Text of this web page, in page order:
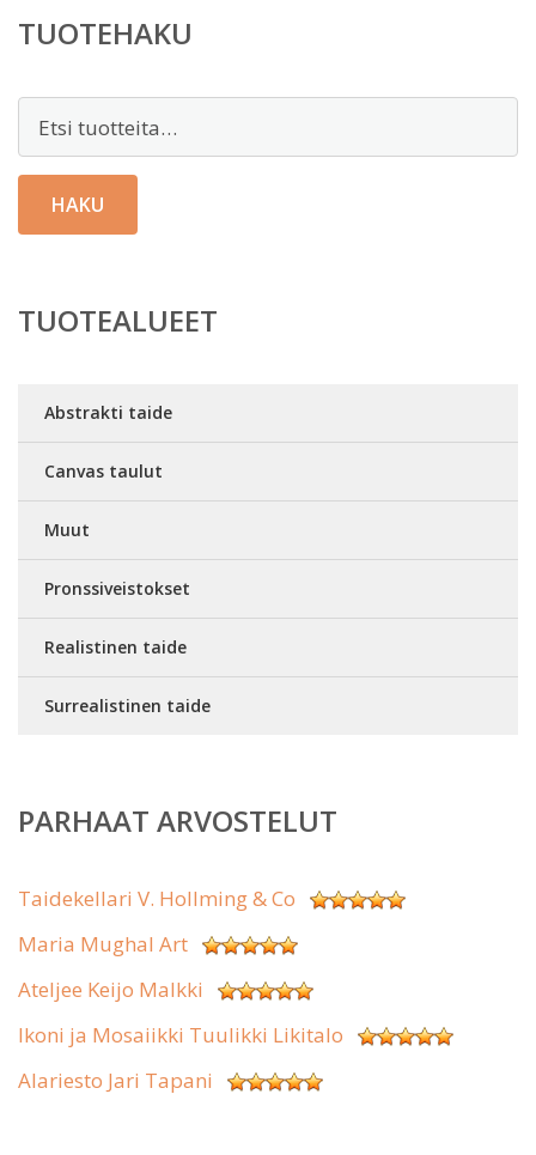
TUOTEHAKU
HAKU
TUOTEALUEET
Abstrakti taide
Canvas taulut
Muut
Pronssiveistokset
Realistinen taide
Surrealistinen taide
PARHAAT ARVOSTELUT
Taidekellari V. Hollming & Co
Maria Mughal Art
Ateljee Keijo Malkki
Ikoni ja Mosaiikki Tuulikki Likitalo
Alariesto Jari Tapani